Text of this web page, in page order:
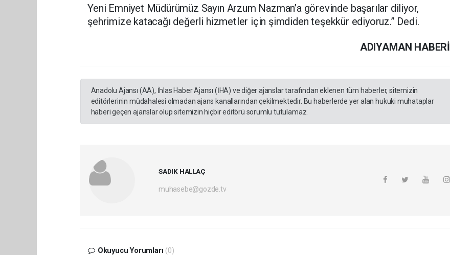
Yeni Emniyet Müdürümüz Sayın Arzum Nazman’a görevinde başarılar diliyor,
şehrimize katacağı değerli hizmetler için şimdiden teşekkür ediyoruz.” Dedi.
ADIYAMAN HABERİ
Anadolu Ajansı (AA), İhlas Haber Ajansı (İHA) ve diğer ajanslar tarafından eklenen tüm haberler, sitemizin
editörlerinin müdahalesi olmadan ajans kanallarından çekilmektedir. Bu haberlerde yer alan hukuki muhataplar
haberi geçen ajanslar olup sitemizin hiçbir editörü sorumlu tutulamaz.
SADIK HALLAÇ
muhasebe@gozde.tv
Okuyucu Yorumları (0)